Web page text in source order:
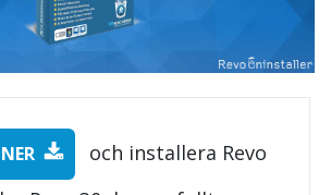
och installera Revo